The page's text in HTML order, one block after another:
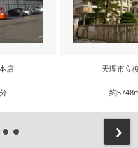
店 天理市立
約